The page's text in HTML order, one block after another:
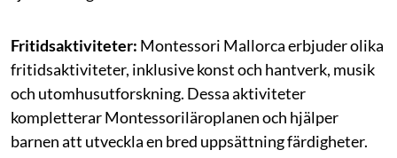
Fritidsaktiviteter: Montessori Mallorca erbjuder olika
fritidsaktiviteter, inklusive konst och hantverk, musik
och utomhusutforskning. Dessa aktiviteter
kompletterar Montessoriläroplanen och hjälper
barnen att utveckla en bred uppsättning färdigheter.